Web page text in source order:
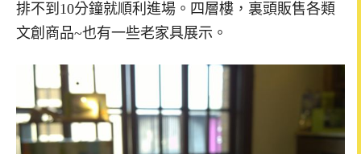
排不到10分鐘就順利進場。四層樓，裏頭販售各類
文創商品~也有一些老家具展示。